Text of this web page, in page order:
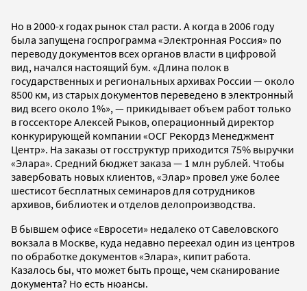
Но в 2000-х годах рынок стал расти. А когда в 2006 году
была запущена госпрограмма «Электронная Россия» по
переводу документов всех органов власти в цифровой
вид, начался настоящий бум. «Длина полок в
государственных и региональных архивах России — около
8500 км, из старых документов переведено в электронный
вид всего около 1%», — прикидывает объем работ только
в госсекторе Алексей Рыков, операционный директор
конкурирующей компании «ОСГ Рекордз Менеджмент
Центр». На заказы от госструктур приходится 75% выручки
«Элара». Средний бюджет заказа — 1 млн рублей. Чтобы
завербовать новых клиентов, «Элар» провел уже более
шестисот бесплатных семинаров для сотрудников
архивов, библиотек и отделов делопроизводства.
В бывшем офисе «Евросети» недалеко от Савеловского
вокзала в Москве, куда недавно переехал один из центров
по обработке документов «Элара», кипит работа.
Казалось бы, что может быть проще, чем сканирование
документа? Но есть нюансы.